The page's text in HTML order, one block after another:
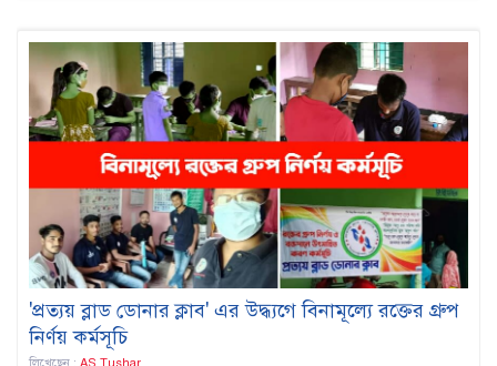
'প্রত্যয় ব্লাড ডোনার ক্লাব' এর উদ্ধ্যগে বিনামূল্যে রক্তের গ্রুপ
নির্ণয় কর্মসূচি